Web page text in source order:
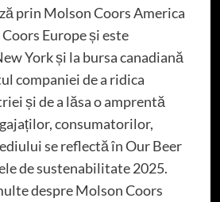
prin Molson Coors America
Europe și este
York și la bursa canadiană
companiei de a ridica
și de a lăsa o amprentă
consumatorilor,
se reflectă în Our Beer
de sustenabilitate 2025.
despre Molson Coors